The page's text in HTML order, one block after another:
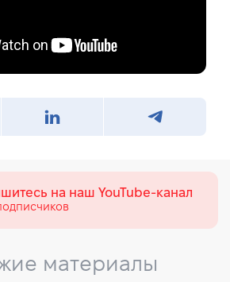
на наш YouTube-канал
материалы